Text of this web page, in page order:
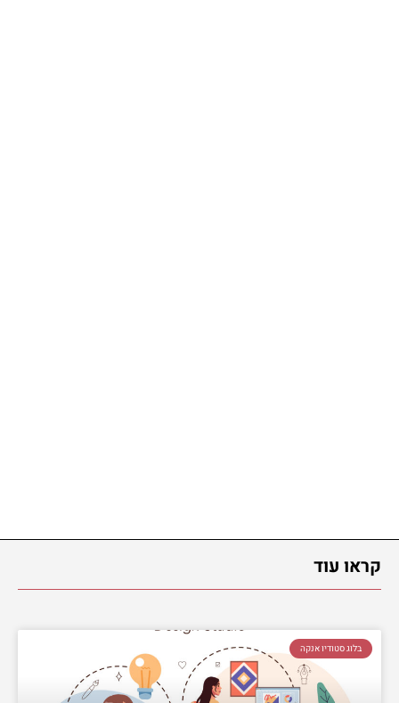
קראו עוד
בלוג סטודיו אנקה